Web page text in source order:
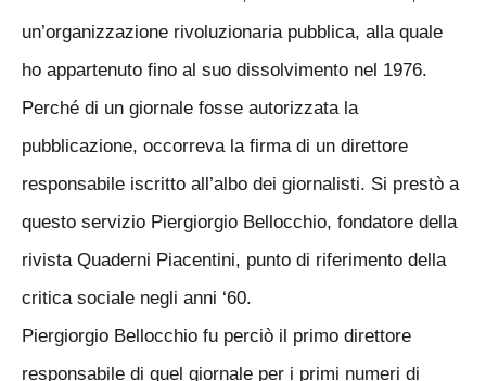
un’organizzazione rivoluzionaria pubblica, alla quale
ho appartenuto fino al suo dissolvimento nel 1976.
Perché di un giornale fosse autorizzata la
pubblicazione, occorreva la firma di un direttore
responsabile iscritto all’albo dei giornalisti. Si prestò a
questo servizio Piergiorgio Bellocchio, fondatore della
rivista Quaderni Piacentini, punto di riferimento della
critica sociale negli anni ‘60.
Piergiorgio Bellocchio fu perciò il primo direttore
responsabile di quel giornale per i primi numeri di